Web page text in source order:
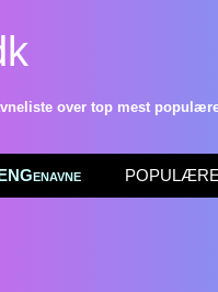
over top mest
POPULÆRE